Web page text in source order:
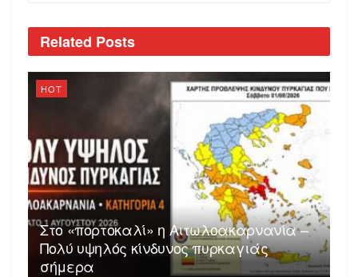
Related Posts
HOT
Στο «πορτοκαλί» η Αιτωλοακαρνανία –
Πολύ υψηλός κίνδυνος πυρκαγιάς
σήμερα